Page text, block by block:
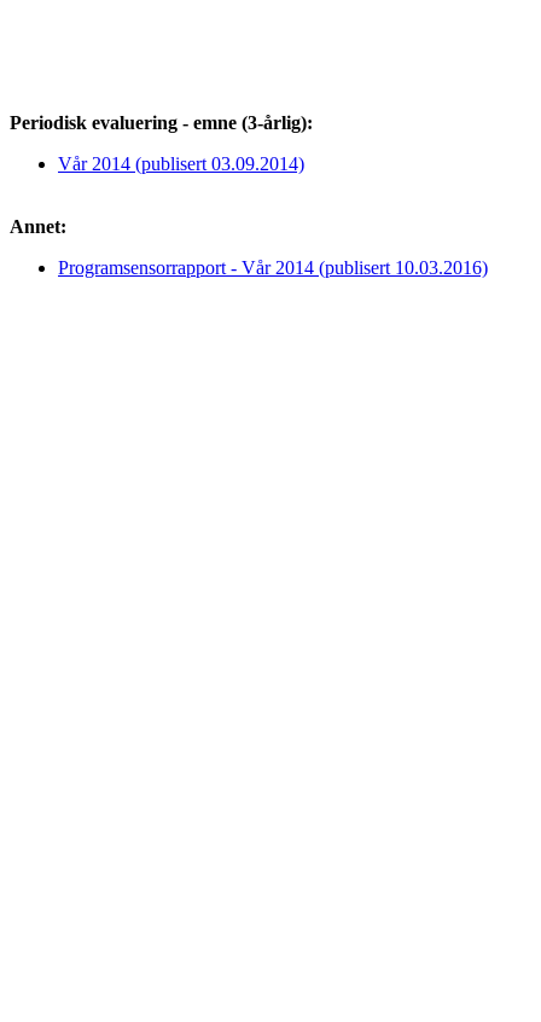
Periodisk evaluering - emne (3-årlig):
Vår 2014 (publisert 03.09.2014)
Annet:
Programsensorrapport - Vår 2014 (publisert 10.03.2016)